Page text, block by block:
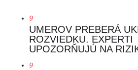
9
UMEROV PREBERÁ
ROZVIEDKU. EXPERTI
UPOZORŇUJÚ NA
9